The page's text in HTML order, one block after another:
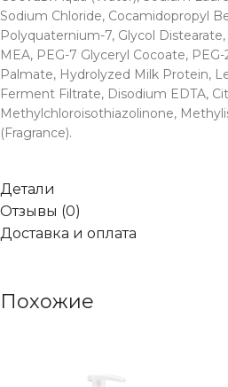
Sodium Chloride, Cocamidopropyl
Polyquaternium-7, Glycol
MEA, PEG-7 Glyceryl Cocoate,
Palmate, Hydrolyzed Milk Protein,
Ferment Filtrate, Disodium EDTA,
Methylchloroisothiazolinone,
(Fragrance).
Детали
Отзывы (0)
Доставка и оплата
Похожие